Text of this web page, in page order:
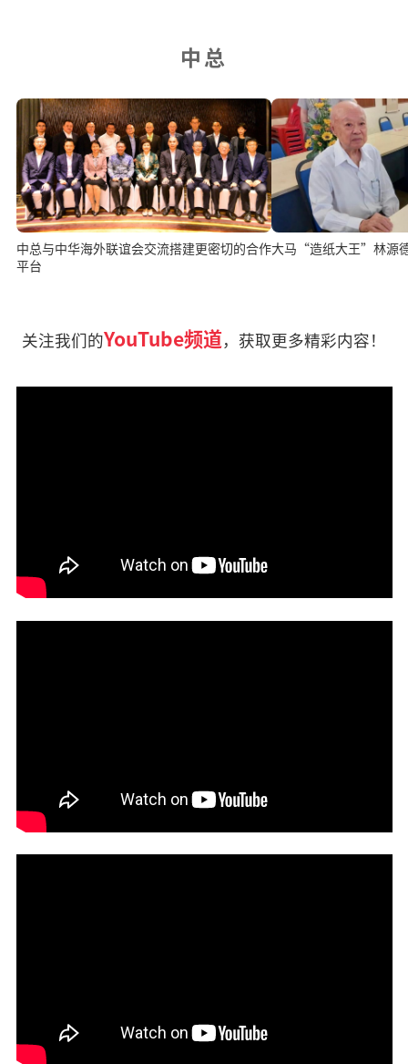
中总
中总与中华海外联谊会交流搭建更密切的合作
平台
大马“造纸大王”林源
关注我们的YouTube频道，获取更多精彩内容！